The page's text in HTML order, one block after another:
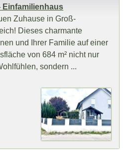
Einfamilienhaus
Zuhause in Groß-
Dieses charmante
und Ihrer Familie auf einer
von 684 m² nicht nur
sondern ...